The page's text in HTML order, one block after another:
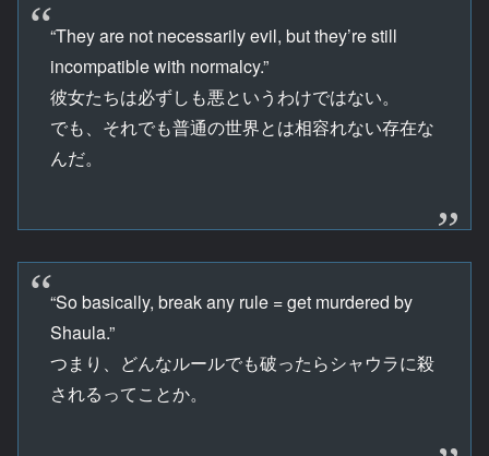
“They are not necessarily evil, but they’re still
incompatible with normalcy.”
彼女たちは必ずしも悪というわけではない。
でも、それでも普通の世界とは相容れない存在な
んだ。
“So basically, break any rule = get murdered by
Shaula.”
つまり、どんなルールでも破ったらシャウラに殺
されるってことか。